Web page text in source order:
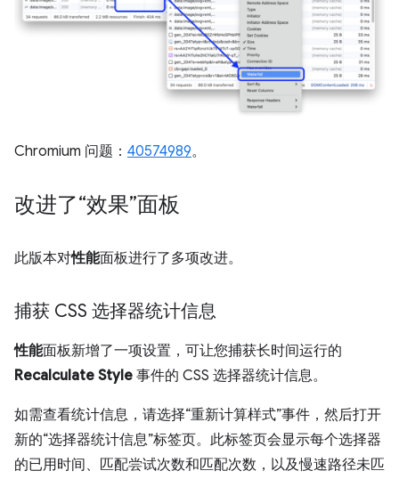
Chromium 问题： 40574989。
改进了“效果”面板
此版本对性能面板进行了多项改进。
捕获 CSS 选择器统计信息
性能面板新增了一项设置，可让您捕获长时间运行的
Recalculate Style 事件的 CSS 选择器统计信息。
如需查看统计信息，请选择“重新计算样式”事件，然后打开
新的“选择器统计信息”标签页。 此标签页会显示每个选择器
的已用时间、匹配尝试次数和匹配次数，以及慢速路径未匹